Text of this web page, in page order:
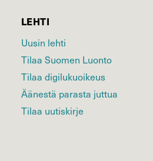
LEHTI
Uusin lehti
Tilaa Suomen Luonto
Tilaa digilukuoikeus
Äänestä parasta juttua
Tilaa uutiskirje